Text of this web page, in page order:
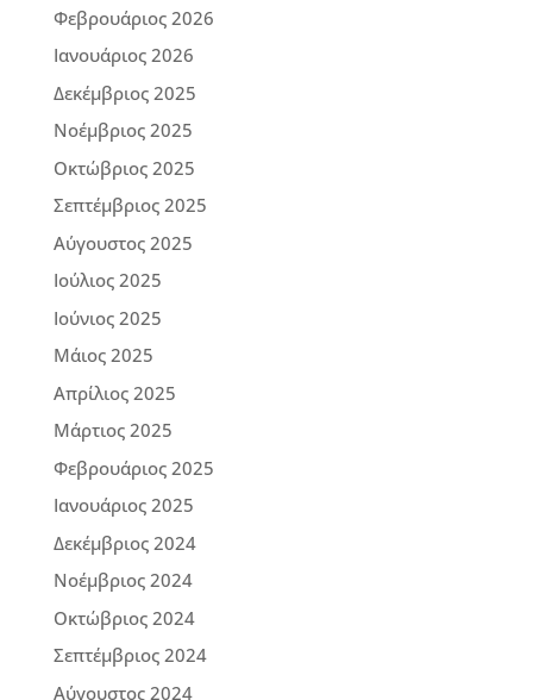
Φεβρουάριος 2026
Ιανουάριος 2026
Δεκέμβριος 2025
Νοέμβριος 2025
Οκτώβριος 2025
Σεπτέμβριος 2025
Αύγουστος 2025
Ιούλιος 2025
Ιούνιος 2025
Μάιος 2025
Απρίλιος 2025
Μάρτιος 2025
Φεβρουάριος 2025
Ιανουάριος 2025
Δεκέμβριος 2024
Νοέμβριος 2024
Οκτώβριος 2024
Σεπτέμβριος 2024
Αύγουστος 2024